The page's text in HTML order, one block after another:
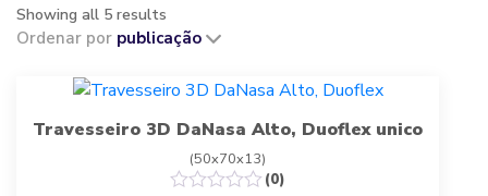
Showing all 5 results
Ordenar por publicação
Travesseiro 3D DaNasa Alto, Duoflex unico
(50x70x13)
(0)